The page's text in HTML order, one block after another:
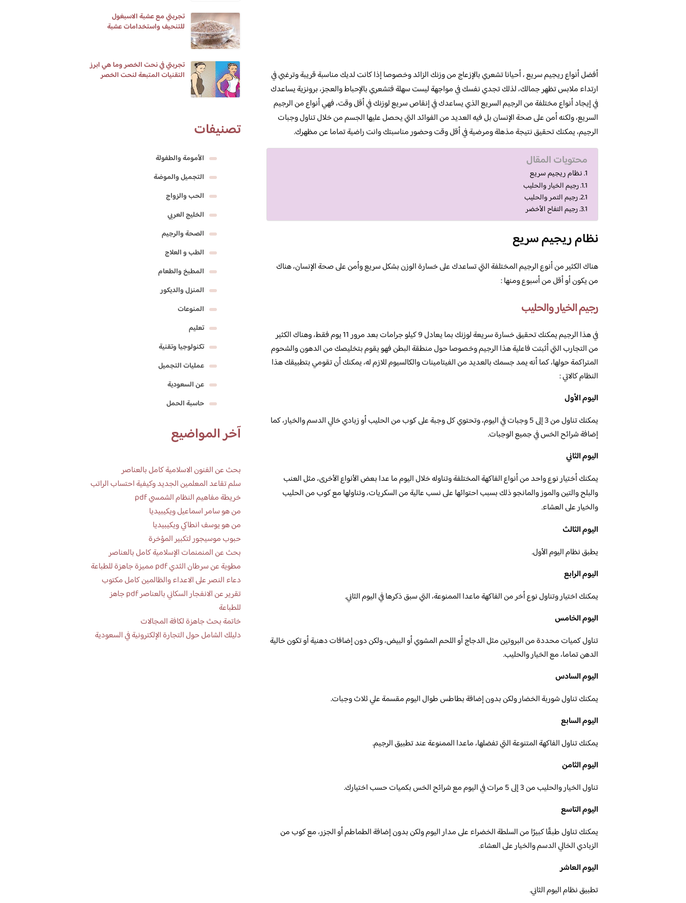
أفضل أنواع ريجيم سريع ، أحيانا تشعري بالإزعاج من وزنك الزائد وخصوصا إذا كانت لديك مناسبة قريبة وترغبي في
ارتداء ملابس تظهر جمالك، لذلك تجدي نفسك في مواجهة ليست سهلة فتشعري بالإحباط والعجز، برونزية يساعدك
في إيجاد أنواع مختلفة من الرجيم السريع الذي يساعدك في إنقاص سريع لوزنك في أقل وقت، فهي أنواع من الرجيم
السريع، ولكنه أمن على صحة الإنسان بل فيه العديد من الفوائد التي يحصل عليها الجسم من خلال تناول وجبات
الرجيم، يمكنك تحقيق نتيجة مذهلة ومرضية في أقل وقت وحضور مناسبتك وانت راضية تماما عن مظهرك.
محتويات المقال
نظام ريجيم سريع
رجيم الخيار والحليب
رجيم التمر والحليب
رجيم التفاح الأخضر
نظام ريجيم سريع
هناك الكثير من أنوع الرجيم المختلفة التي تساعدك على خسارة الوزن بشكل سريع وأمن على صحة الإنسان، هناك
من يكون أو أقل من أسبوع ومنها :
رجيم الخيار والحليب
في هذا الرجيم يمكنك تحقيق خسارة سريعة لوزنك بما يعادل 9 كيلو جرامات بعد مرور 11 يوم فقط، وهناك الكثير
من التجارب التي أثبتت فاعلية هذا الرجيم وخصوصا حول منطقة البطن فهو يقوم بتخليصك من الدهون والشحوم
المتراكمة حولها، كما أنه يمد جسمك بالعديد من الفيتامينات والكالسيوم للازم له، يمكنك أن تقومي بتطبيقك هذا
النظام كالاتي :
اليوم الأول
يمكنك تناول من 3 إلى 5 وجبات في اليوم، وتحتوي كل وجبة على كوب من الحليب أو زبادي خالي الدسم والخيار، كما
إضافة شرائح الخس في جميع الوجبات.
اليوم الثاني
يمكنك أختيار نوع واحد من أنواع الفاكهة المختلفة وتناوله خلال اليوم ما عدا بعض الأنواع الأخرى، مثل العنب
والبلح والتين والموز والمانجو ذلك بسبب احتوائها على نسب عالية من السكريات، وتناولها مع كوب من الحليب
والخيار على العشاء.
اليوم الثالث
يطبق نظام اليوم الأول.
اليوم الرابع
يمكنك اختيار وتناول نوع أخر من الفاكهة ماعدا الممنوعة، التي سبق ذكرها في اليوم الثاني.
اليوم الخامس
تناول كميات محددة من البروتين مثل الدجاج أو اللحم المشوي أو البيض، ولكن دون إضافات دهنية أو تكون خالية
الدهن تماما، مع الخيار والحليب.
اليوم السادس
يمكنك تناول شوربة الخضار ولكن بدون إضافة بطاطس طوال اليوم مقسمة علي ثلاث وجبات.
اليوم السابع
يمكنك تناول الفاكهة المتنوعة التي تفضلها، ماعدا الممنوعة عند تطبيق الرجيم.
اليوم الثامن
تناول الخيار والحليب من 3 إلى 5 مرات في اليوم مع شرائح الخس بكميات حسب اختيارك.
اليوم التاسع
يمكنك تناول طبقًا كبيرًا من السلطة الخضراء على مدار اليوم ولكن بدون إضافة الطماطم أو الجزر، مع كوب من
الزبادي الخالي الدسم والخيار على العشاء.
اليوم العاشر
تطبيق نظام اليوم الثاني.
تجربتي مع عشبة الاسبغول
للتنحيف واستخدامات عشبة
تجربتي في نحت الخصر وما هي ابرز
التقنيات المتبعة لنحت الخصر
تصنيفات
الأمومة والطفولة
التجميل والموضة
الحب والزواج
الخليج العربي
الصحة والرجيم
الطب و العلاج
المطبخ والطعام
المنزل والديكور
المنوعات
تعليم
تكنولوجيا وتقنية
عمليات التجميل
عن السعودية
حاسبة الحمل
آخر المواضيع
بحث عن الفنون الاسلامية كامل بالعناصر
سلم تقاعد المعلمين الجديد وكيفية احتساب الراتب
خريطة مفاهيم النظام الشمسي pdf
من هو سامر اسماعيل ويكيبيديا
من هو يوسف انطاكي ويكيبيديا
حبوب موسيجور لتكبير المؤخرة
بحث عن المنمنمات الإسلامية كامل بالعناصر
مطوية عن سرطان الثدي pdf مميزة جاهزة للطباعة
دعاء النصر على الاعداء والظالمين كامل مكتوب
تقرير عن الانفجار السكاني بالعناصر pdf جاهز
للطباعة
خاتمة بحث جاهزة لكافة المجالات
دليلك الشامل حول التجارة الإلكترونية في السعودية